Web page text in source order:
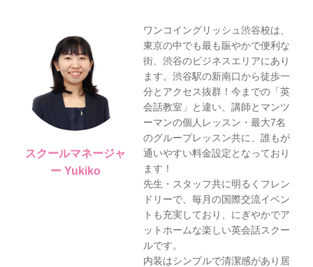
スクールマネージャ
ー Yukiko
ワンコイングリッシュ渋谷校は、
東京の中でも最も賑やかで便利な
街、渋谷のビジネスエリアにあり
ます。渋谷駅の新南口から徒歩一
分とアクセス抜群！今までの「英
会話教室」と違い、講師とマンツ
ーマンの個人レッスン・最大7名
のグループレッスン共に、誰もが
通いやすい料金設定となっており
ます！
先生・スタッフ共に明るくフレン
ドリーで、毎月の国際交流イベン
トも充実しており、にぎやかでア
ットホームな楽しい英会話スクー
ルです。
内装はシンプルで清潔感があり居